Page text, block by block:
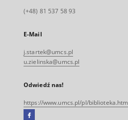
(+48) 81 537 58 93
E-Mail
j.startek@umcs.pl
u.zielinska@umcs.pl
Odwiedź nas!
https://www.umcs.pl/pl/biblioteka.htm
Facebook